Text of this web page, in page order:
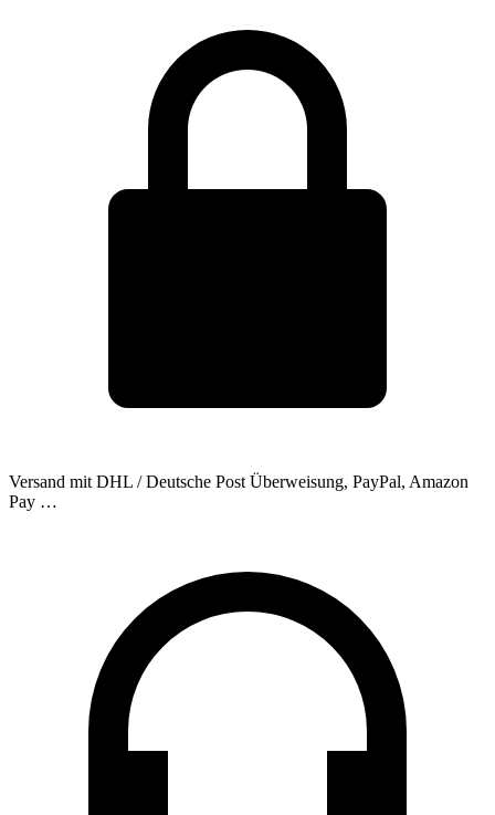
Versand mit DHL / Deutsche Post Überweisung, PayPal, Amazon
Pay …